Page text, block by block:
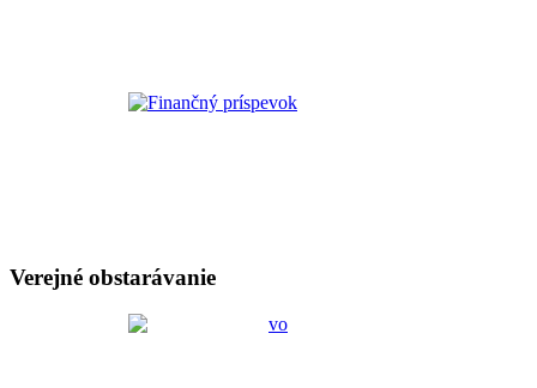
Verejné obstarávanie